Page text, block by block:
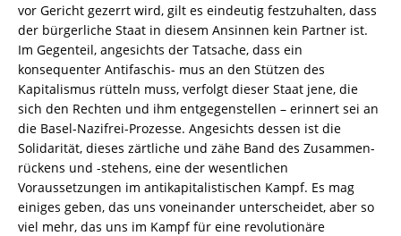
vor Gericht gezerrt wird, gilt es eindeutig festzuhalten, dass
der bürgerliche Staat in diesem Ansinnen kein Partner ist.
Im Gegenteil, angesichts der Tatsache, dass ein
konsequenter Antifaschis- mus an den Stützen des
Kapitalismus rütteln muss, verfolgt dieser Staat jene, die
sich den Rechten und ihm entgegenstellen – erinnert sei an
die Basel-Nazifrei-Prozesse. Angesichts dessen ist die
Solidarität, dieses zärtliche und zähe Band des Zusammen-
rückens und -stehens, eine der wesentlichen
Voraussetzungen im antikapitalistischen Kampf. Es mag
einiges geben, das uns voneinander unterscheidet, aber so
viel mehr, das uns im Kampf für eine revolutionäre